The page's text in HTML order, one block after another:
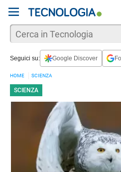
Seguici su: Google Discover
HOME SCIENZA
SCIENZA